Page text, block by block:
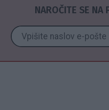
NAROČITE SE NA